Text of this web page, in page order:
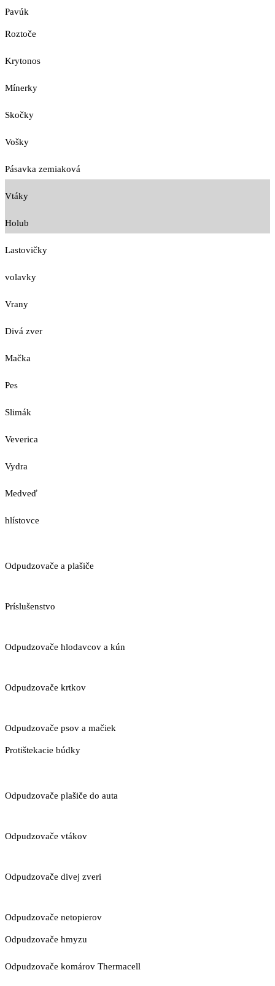
Pavúk
Roztoče
Krytonos
Mínerky
Skočky
Vošky
Pásavka zemiaková
Vtáky
Holub
Lastovičky
volavky
Vrany
Divá zver
Mačka
Pes
Slimák
Veverica
Vydra
Medveď
hlístovce
Odpudzovače a plašiče
Príslušenstvo
Odpudzovače hlodavcov a kún
Odpudzovače krtkov
Odpudzovače psov a mačiek
Protištekacie búdky
Odpudzovače plašiče do auta
Odpudzovače vtákov
Odpudzovače divej zveri
Odpudzovače netopierov
Odpudzovače hmyzu
Odpudzovače komárov Thermacell